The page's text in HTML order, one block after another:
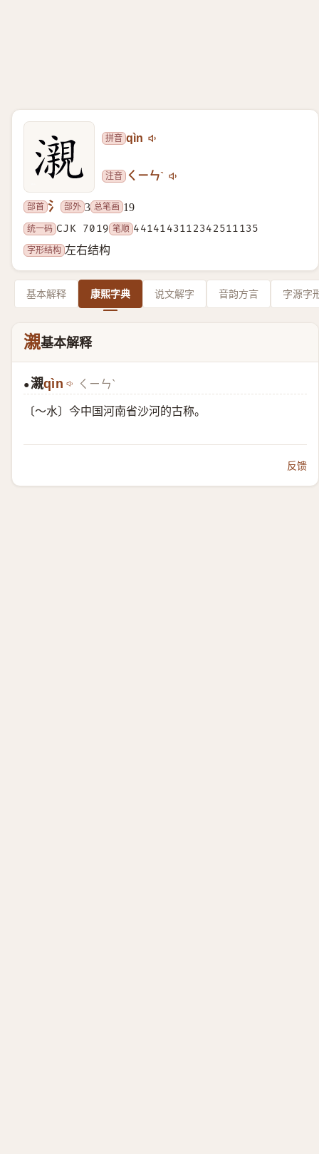
拼音 qìn
注音 ㄑㄧㄣˋ
部首 氵 部外 3 总笔画 19
统一码 CJK 7019 笔顺 4414143112342511135
字形结构 左右结构
基本解释 康熙字典 说文解字 音韵方言 字源字
瀙基本解释
●瀙qìn ㄑㄧㄣˋ
〔～水〕今中国河南省沙河的古称。
反馈